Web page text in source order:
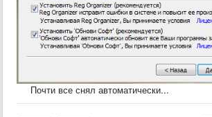
Почти все снял автоматически...